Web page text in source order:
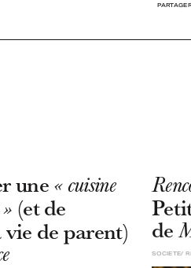
une « cuisine
(et de
de parent) de
SOCIETE